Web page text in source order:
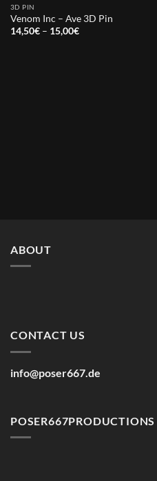
3D PIN
Venom Inc – Ave 3D Pin
14,50€ – 15,00€Price
ABOUT
CONTACT US
info@poser667.de
POSER667PRODUCTIONS